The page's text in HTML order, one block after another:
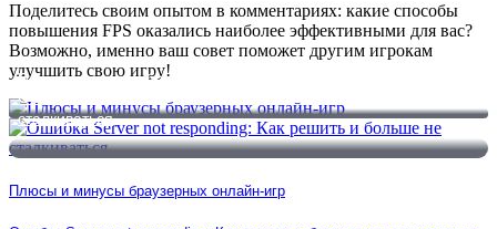
Поделитесь своим опытом в комментариях: какие способы
повышения FPS оказались наиболее эффективными для вас?
Возможно, именно ваш совет поможет другим игрокам
улучшить свою игру!
Плюсы и минусы браузерных онлайн-игр
Ошибка Server not responding: Как решить и больше не
сталкиваться
Плюсы и минусы браузерных онлайн-игр